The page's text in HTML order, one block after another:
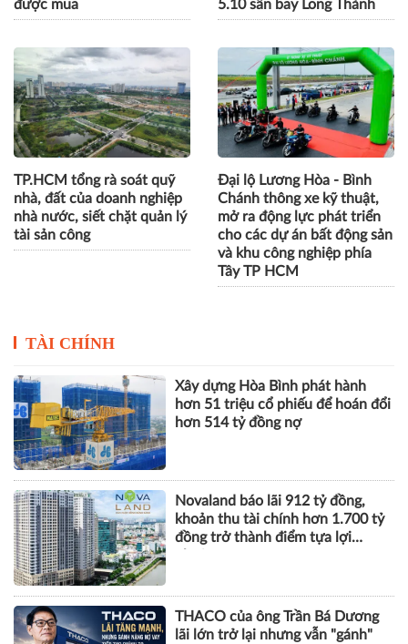
được mua
5.10 sân bay Long Thành
TP.HCM tổng rà soát quỹ
nhà, đất của doanh nghiệp
nhà nước, siết chặt quản lý
tài sản công
Đại lộ Lương Hòa - Bình
Chánh thông xe kỹ thuật,
mở ra động lực phát triển
cho các dự án bất động sản
và khu công nghiệp phía
Tây TP HCM
TÀI CHÍNH
Xây dựng Hòa Bình phát hành
hơn 51 triệu cổ phiếu để hoán đổi
hơn 514 tỷ đồng nợ
Novaland báo lãi 912 tỷ đồng,
khoản thu tài chính hơn 1.700 tỷ
đồng trở thành điểm tựa lợi
THACO của ông Trần Bá Dương
lãi lớn trở lại nhưng vẫn "gánh"